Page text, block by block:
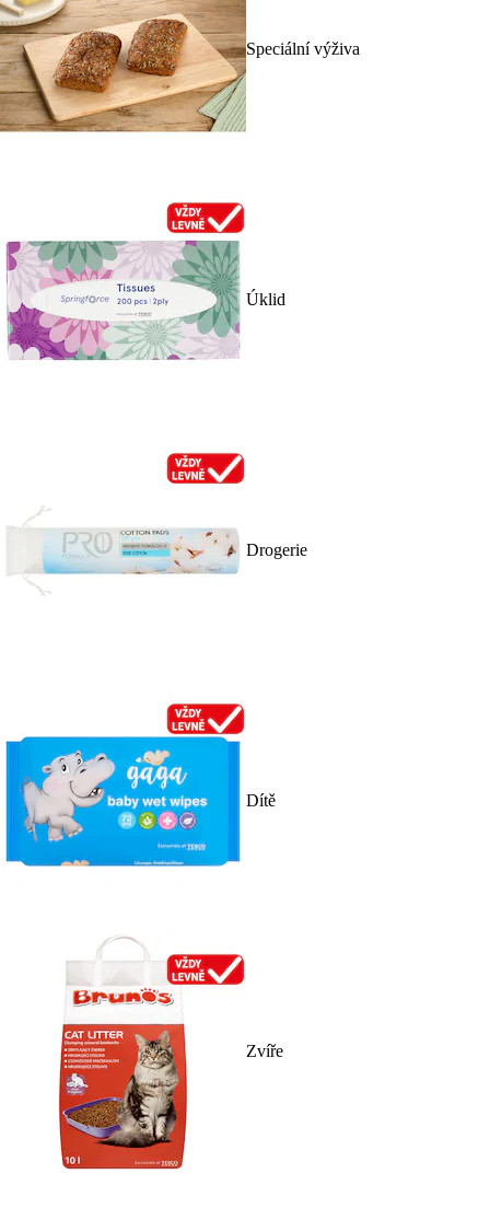
Speciální výživa
Úklid
Drogerie
Dítě
Zvíře